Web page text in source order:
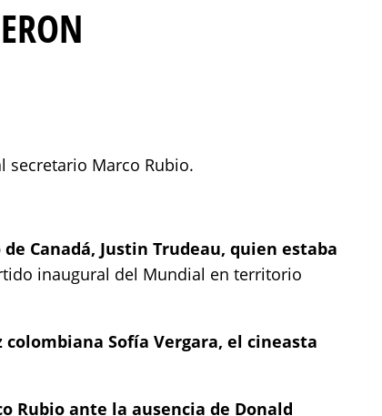
secretario Marco Rubio.
Canadá, Justin Trudeau, quien estaba
inaugural del Mundial en territorio
colombiana Sofía Vergara, el cineasta
Rubio ante la ausencia de Donald